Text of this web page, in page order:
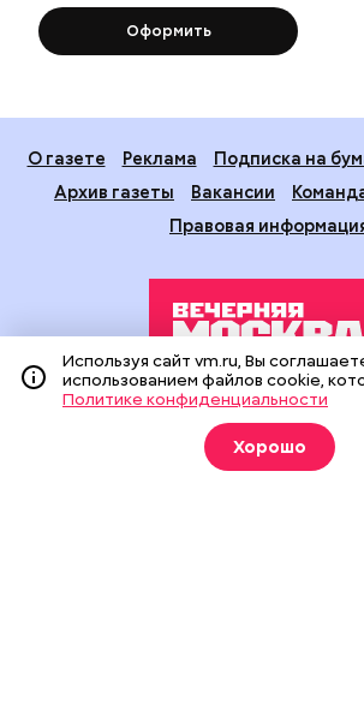
Оформить
О газете Реклама
Подписка на
Архив газеты
Вакансии
Правовая
Издание создано при финансовой
средств массовой информации и рекламы
На сайте применяются рекомендательные
(информационные технологии
Используя сайт vm.ru, Вы
использованием файлов cookie,
Политике конфиденциальности
Хорошо